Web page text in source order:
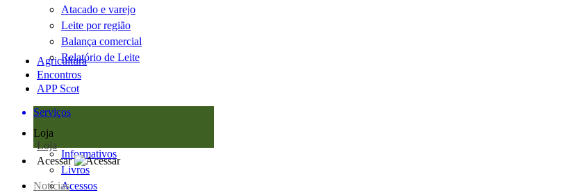
Atacado e varejo
Leite por região
Balança comercial
Relatório de Leite
Agricultura
Encontros
APP Scot
Serviços
Loja
Loja
Informativos
Livros
Acessos
Acessar
Notícias